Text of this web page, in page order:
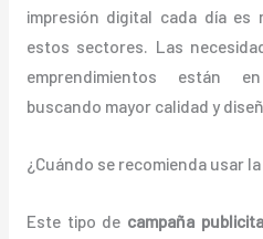
impresión digital cada día
estos sectores. Las
emprendimientos están
buscando mayor calidad y
¿Cuándo se recomienda usar
Este tipo de campaña